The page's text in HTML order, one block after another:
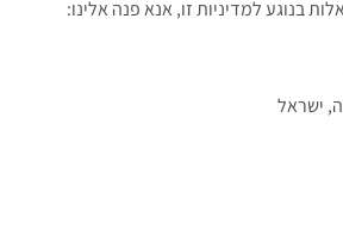
בנוגע למדיניות זו, אנא פנה אלינו: